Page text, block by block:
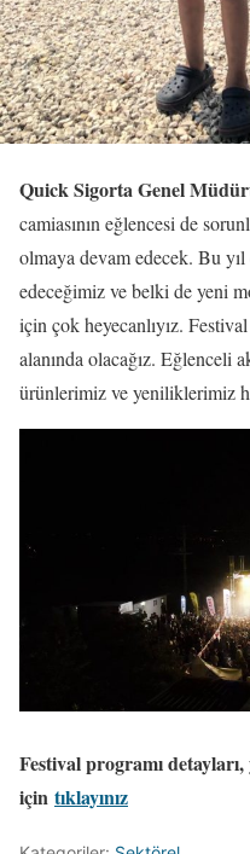
Quick Sigorta Genel
camiasının eğlencesi de
olmaya devam edecek. Bu
edeceğimiz ve belki de yeni
için çok heyecanlıyız.
alanında olacağız. Eğlenceli
ürünlerimiz ve yeniliklerimiz
Festival programı
için tıklayınız